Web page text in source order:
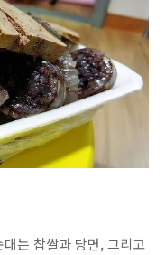
는 찹쌀과 당면, 그리고